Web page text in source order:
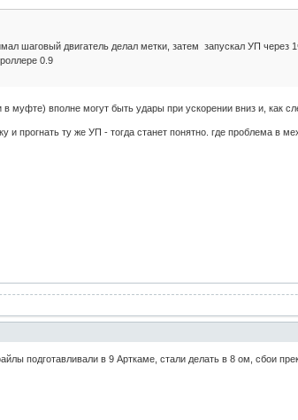
шаговый двигатель делал метки, затем запускал УП через
0.9
муфте) вполне могут быть удары при ускорении вниз и, как
прогнать ту же УП - тогда станет понятно. где проблема в
подготавливали в 9 Арткаме, стали делать в 8 ом, сбои